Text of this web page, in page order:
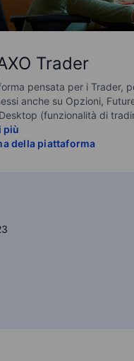
Trader
pensata per i Trader,
anche su Opzioni,
(funzionalità di
più
della piattaforma